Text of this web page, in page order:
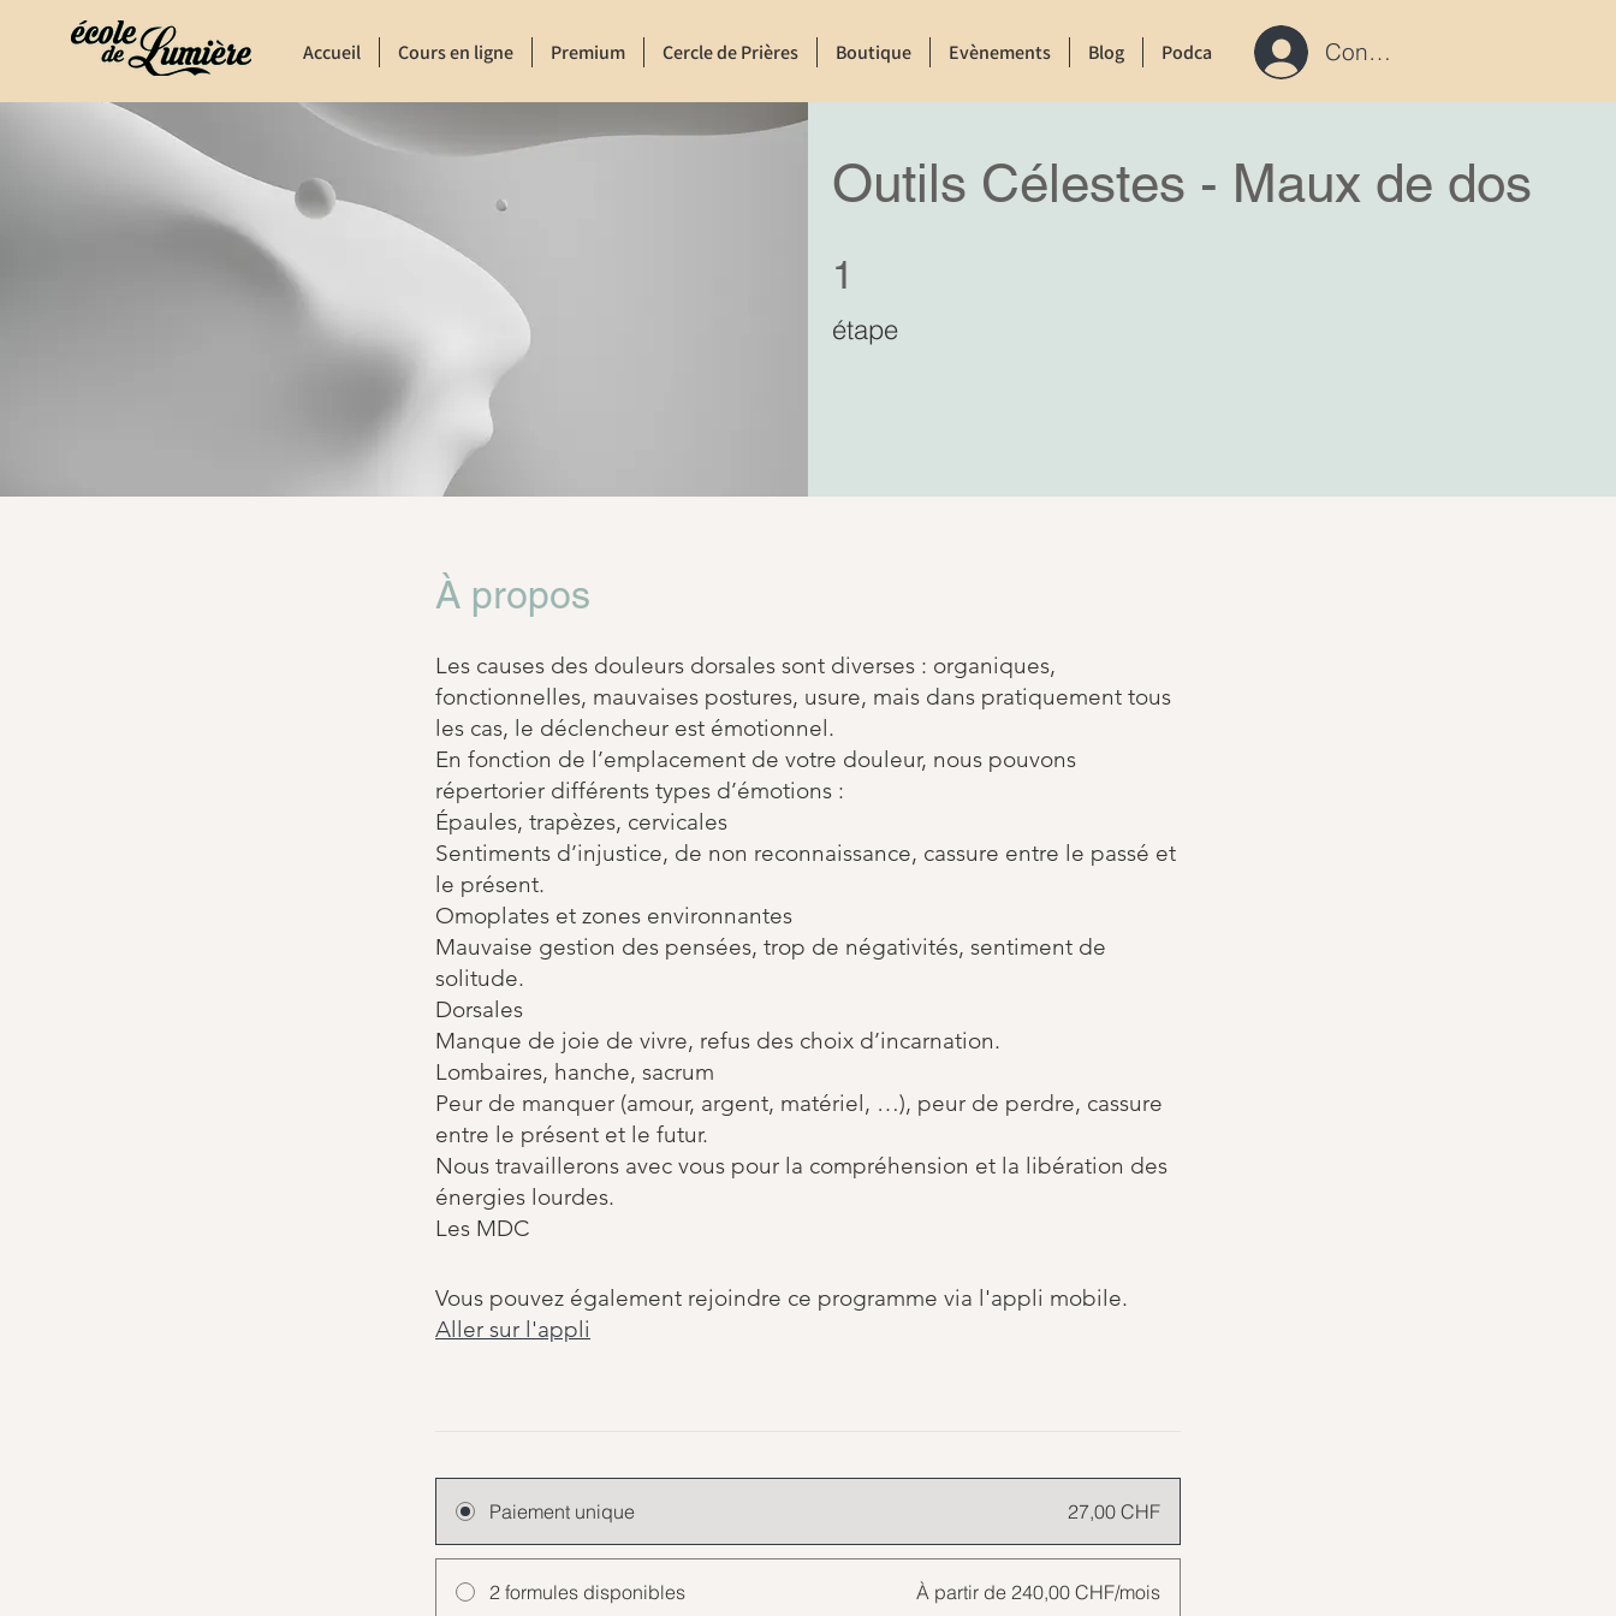
Accueil Cours en ligne Premium Cercle de Prières Boutique Evènements Blog Podcast ContactConnexion / S'inscrire
Outils Célestes - Maux de dos
1
étape
À propos
Les causes des douleurs dorsales sont diverses : organiques,
fonctionnelles, mauvaises postures, usure, mais dans pratiquement tous
les cas, le déclencheur est émotionnel.
En fonction de l’emplacement de votre douleur, nous pouvons
répertorier différents types d’émotions :
Épaules, trapèzes, cervicales
Sentiments d’injustice, de non reconnaissance, cassure entre le passé et
le présent.
Omoplates et zones environnantes
Mauvaise gestion des pensées, trop de négativités, sentiment de
solitude.
Dorsales
Manque de joie de vivre, refus des choix d’incarnation.
Lombaires, hanche, sacrum
Peur de manquer (amour, argent, matériel, …), peur de perdre, cassure
entre le présent et le futur.
Nous travaillerons avec vous pour la compréhension et la libération des
énergies lourdes.
Les MDC
Vous pouvez également rejoindre ce programme via l'appli mobile.
Aller sur l'appli
Paiement unique 27,00 CHF
2 formules disponibles À partir de 240,00 CHF/mois